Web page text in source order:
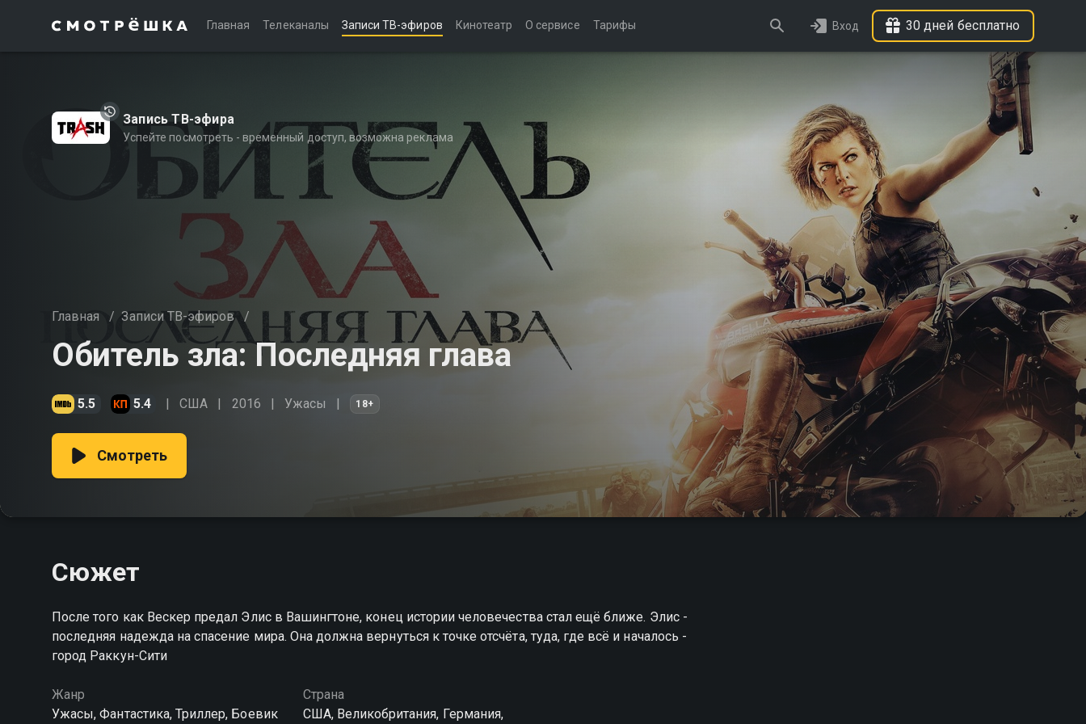
Главная Телеканалы Записи ТВ-эфиров Кинотеатр О сервисе Тарифы Вход 30 дней бесплатно
Запись ТВ-эфира
Успейте посмотреть - временный доступ, возможна реклама
Главная / Записи ТВ-эфиров /
Обитель зла: Последняя глава
5.5 5.4 США 2016 Ужасы 18+
Смотреть
Сюжет
После того как Вескер предал Элис в Вашингтоне, конец истории человечества стал ещё ближе. Элис -
последняя надежда на спасение мира. Она должна вернуться к точке отсчёта, туда, где всё и началось -
город Раккун-Сити
Жанр
Ужасы, Фантастика, Триллер, Боевик
Страна
США, Великобритания, Германия,